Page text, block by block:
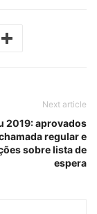
Next article
2019: aprovados
regular e
sobre lista de
espera